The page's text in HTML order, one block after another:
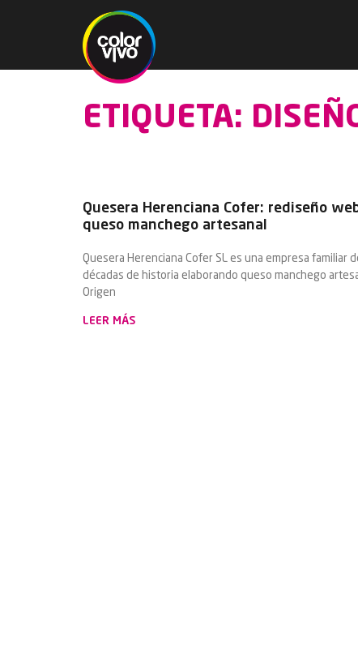
ETIQUETA:
Quesera Herenciana Cofer: rediseño
queso manchego artesanal
Quesera Herenciana Cofer SL es una empresa familiar
décadas de historia elaborando queso manchego
Origen
LEER MÁS